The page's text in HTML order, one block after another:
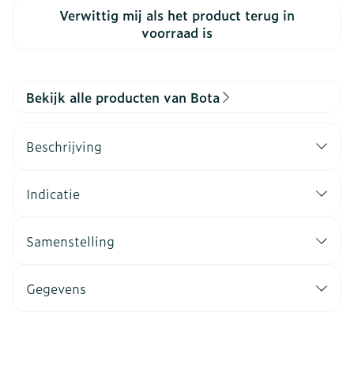
Verwittig mij als het product terug in
voorraad is
Bekijk alle producten van Bota
Beschrijving
Indicatie
Samenstelling
Gegevens